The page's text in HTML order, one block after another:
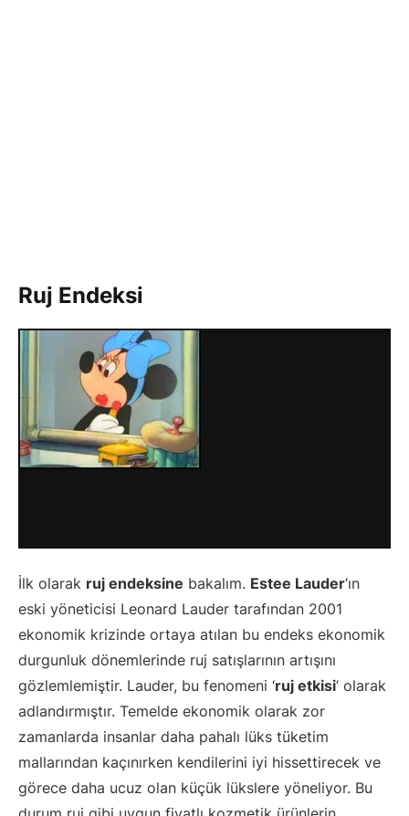
Ruj Endeksi
İlk olarak ruj endeksine bakalım. Estee Lauder‘ın
eski yöneticisi Leonard Lauder tarafından 2001
ekonomik krizinde ortaya atılan bu endeks ekonomik
durgunluk dönemlerinde ruj satışlarının artışını
gözlemlemiştir. Lauder, bu fenomeni ‘ruj etkisi‘ olarak
adlandırmıştır. Temelde ekonomik olarak zor
zamanlarda insanlar daha pahalı lüks tüketim
mallarından kaçınırken kendilerini iyi hissettirecek ve
görece daha ucuz olan küçük lükslere yöneliyor. Bu